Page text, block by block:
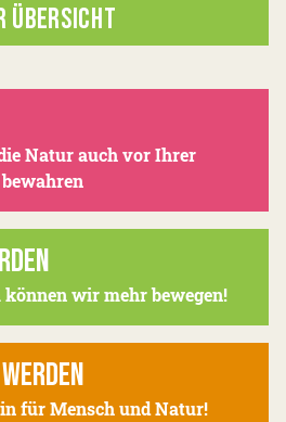
ÜBERSICHT
Natur auch vor Ihrer
können wir mehr bewegen!
für Mensch und Natur!